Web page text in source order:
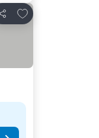
Teilen
Zu Favoriten